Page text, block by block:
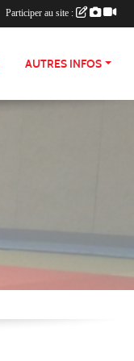
AUTRES INFOS
Participer au site :